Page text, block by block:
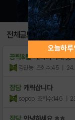
전체글보기
공략&팁 캐릭터 아래 빛
김민눙 조회수:45 |
잡담 캐릭삽니다
sopop 조회수:146 |
잡담 안녕하세요 ㅎㅎ
오늘하루